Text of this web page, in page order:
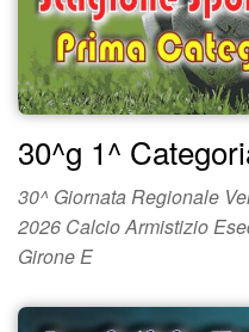
30^g 1^
30^ Giornata Regionale
2026 Calcio Armistizio
Girone E